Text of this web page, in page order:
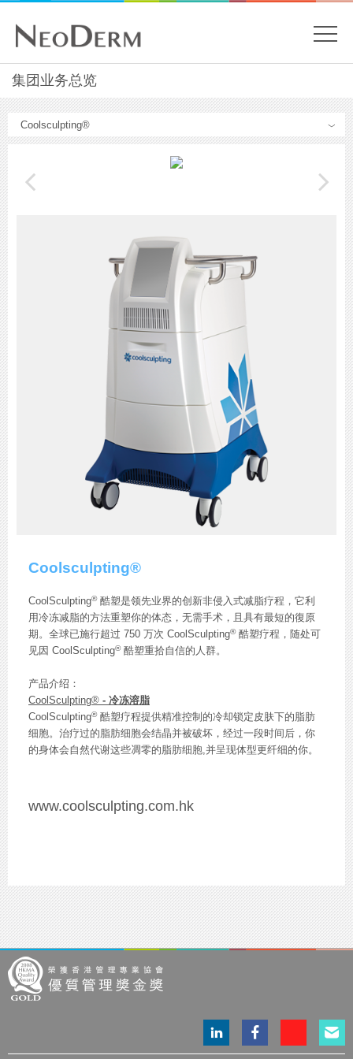
開
關
目
錄
容
始
集团业务总览
Menu
Coolsculpting®
CoolSculpting® 酷塑是领先业界的创新非侵入式减脂疗程，它利
用冷冻减脂的方法重塑你的体态，无需手术，且具有最短的復原
期。全球已施行超过 750 万次 CoolSculpting® 酷塑疗程，随处可
见因 CoolSculpting® 酷塑重拾自信的人群。
产品介绍：
CoolSculpting® - 冷冻溶脂
CoolSculpting® 酷塑疗程提供精准控制的冷却锁定皮肤下的脂肪
细胞。治疗过的脂肪细胞会结晶并被破坏，经过一段时间后，你
的身体会自然代谢这些凋零的脂肪细胞,并呈现体型更纤细的你。
www.coolsculpting.com.hk
LinkedIn
page
Facebook
page
Instagram
電
郵